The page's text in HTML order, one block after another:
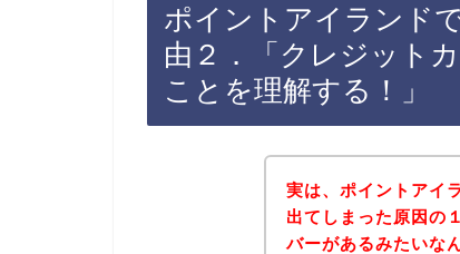
ポイントアイランド
由２．「クレジット
ことを理解する！」
実は、ポイントアイ
出てしまった原因の
バーがあるみたいな